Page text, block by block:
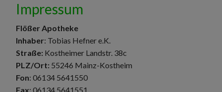
Impressum
Flößer Apotheke
Inhaber: Tobias Hefner e.K.
Straße: Kostheimer Landstr. 38c
PLZ/Ort: 55246 Mainz-Kostheim
Fon: 06134 5641550
Fax: 06134 5641551